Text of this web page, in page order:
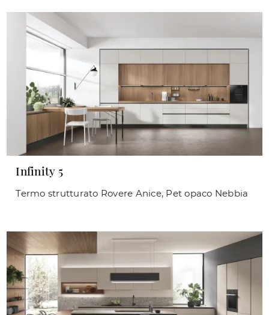
Infinity 5
Termo strutturato Rovere Anice, Pet opaco Nebbia